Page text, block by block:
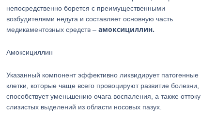
непосредственно борется с преимущественными
возбудителями недуга и составляет основную часть
медикаментозных средств –амоксициллин.
Амоксициллин
Указанный компонент эффективно ликвидирует патогенные
клетки, которые чаще всего провоцируют развитие болезни,
способствует уменьшению очага воспаления, а также оттоку
слизистых выделений из области носовых пазух.